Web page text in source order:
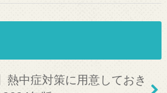
熱中症対策に用意しておき